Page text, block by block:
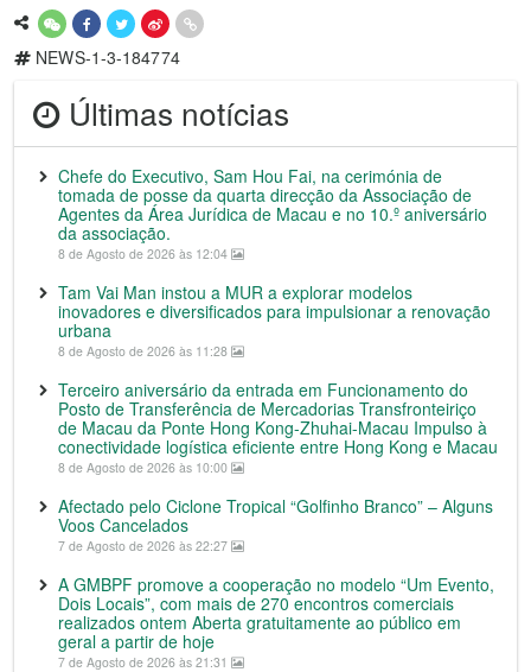
NEWS-1-3-184774
Últimas notícias
Chefe do Executivo, Sam Hou Fai, na cerimónia de
tomada de posse da quarta direcção da Associação de
Agentes da Área Jurídica de Macau e no 10.º aniversário
da associação.
8 de Agosto de 2026 às 12:04
Tam Vai Man instou a MUR a explorar modelos
inovadores e diversificados para impulsionar a renovação
urbana
8 de Agosto de 2026 às 11:28
Terceiro aniversário da entrada em Funcionamento do
Posto de Transferência de Mercadorias Transfronteiriço
de Macau da Ponte Hong Kong-Zhuhai-Macau Impulso à
conectividade logística eficiente entre Hong Kong e Macau
8 de Agosto de 2026 às 10:00
Afectado pelo Ciclone Tropical “Golfinho Branco” – Alguns
Voos Cancelados
7 de Agosto de 2026 às 22:27
A GMBPF promove a cooperação no modelo “Um Evento,
Dois Locais”, com mais de 270 encontros comerciais
realizados ontem Aberta gratuitamente ao público em
geral a partir de hoje
7 de Agosto de 2026 às 21:31